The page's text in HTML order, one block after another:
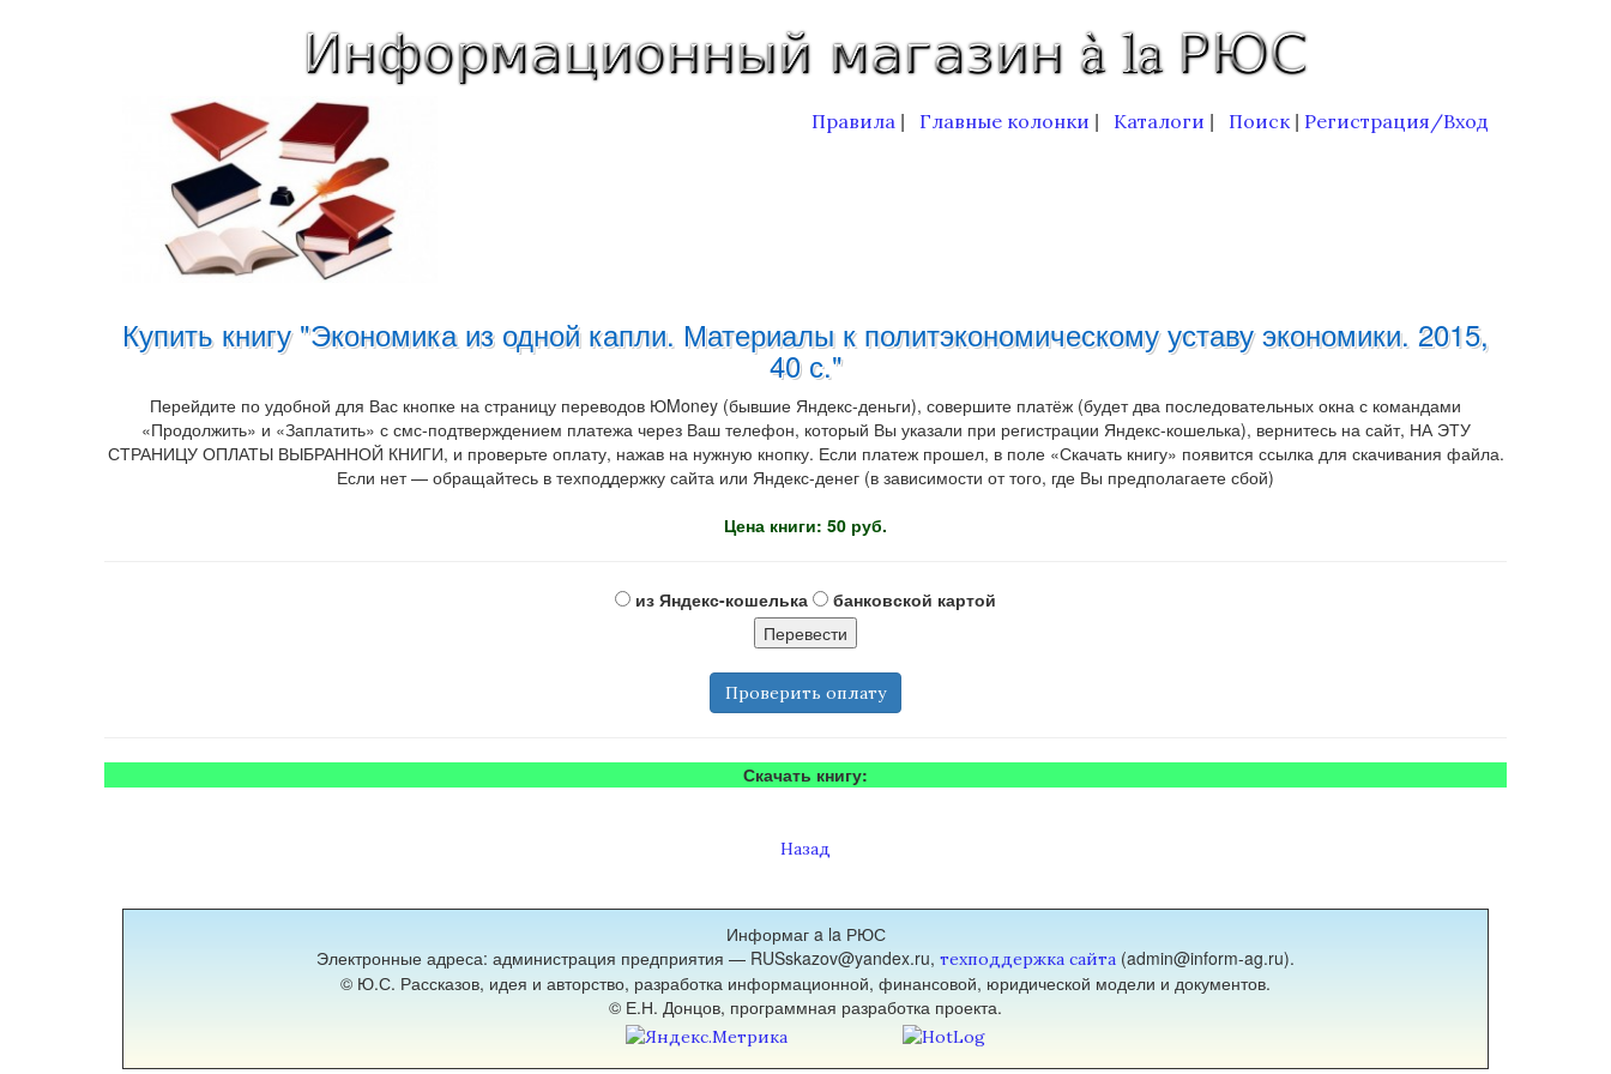
Правила Главные колонки Каталоги Поиск| Регистрация/Вход
Купить книгу "Экономика из одной капли. Материалы к политэкономическому уставу экономики. 2015,
40 с."
Перейдите по удобной для Вас кнопке на страницу переводов ЮMoney (бывшие Яндекс-деньги), совершите платёж (будет два последовательных окна с командами
«Продолжить» и «Заплатить» с смс-подтверждением платежа через Ваш телефон, который Вы указали при регистрации Яндекс-кошелька), вернитесь на сайт, НА ЭТУ
СТРАНИЦУ ОПЛАТЫ ВЫБРАННОЙ КНИГИ, и проверьте оплату, нажав на нужную кнопку. Если платеж прошел, в поле «Скачать книгу» появится ссылка для скачивания файла.
Если нет — обращайтесь в техподдержку сайта или Яндекс-денег (в зависимости от того, где Вы предполагаете сбой)
Цена книги: 50 руб.
из Яндекс-кошелька банковской картой
Проверить оплату
Скачать книгу:
Назад
Информаг a la РЮС
Электронные адреса: администрация предприятия — RUSskazov@yandex.ru, техподдержка сайта (admin@inform-ag.ru).
© Ю.С. Рассказов, идея и авторство, разработка информационной, финансовой, юридической модели и документов.
© Е.Н. Донцов, программная разработка проекта.